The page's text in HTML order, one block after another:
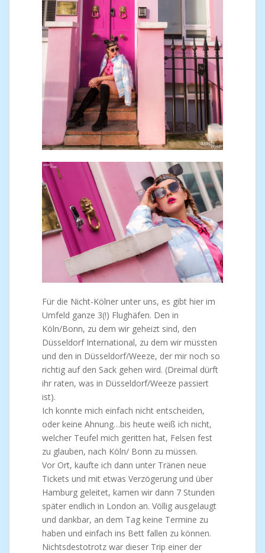
Für die Nicht-Kölner unter uns, es gibt hier im
Umfeld ganze 3(!) Flughäfen. Den in
Köln/Bonn, zu dem wir geheizt sind, den
Düsseldorf International, zu dem wir müssten
und den in Düsseldorf/Weeze, der mir noch so
richtig auf den Sack gehen wird. (Dreimal dürft
ihr raten, was in Düsseldorf/Weeze passiert
ist).
Ich konnte mich einfach nicht entscheiden,
oder keine Ahnung…bis heute weiß ich nicht,
welcher Teufel mich geritten hat, Felsen fest
zu glauben, nach Köln/ Bonn zu müssen.
Vor Ort, kaufte ich dann unter Tränen neue
Tickets und mit etwas Verzögerung und über
Hamburg geleitet, kamen wir dann 7 Stunden
später endlich in London an. Völlig ausgelaugt
und dankbar, an dem Tag keine Termine zu
haben und einfach ins Bett fallen zu können.
Nichtsdestotrotz war dieser Trip einer der